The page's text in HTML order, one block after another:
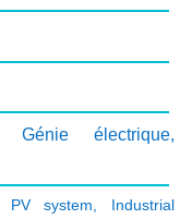
Génie électrique,
PV system
Industrial